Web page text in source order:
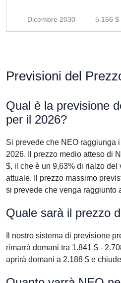
Dicembre 2030 5.166 $
Previsioni del
Qual è la previsione
per il 2026?
Si prevede che NEO raggiunga
2026. Il prezzo medio atteso di
$, il che è un 9,63% di rialzo del
attuale. Il prezzo massimo
si prevede che venga raggiunto
Quale sarà il prezzo
Il nostro sistema di previsione
rimarrà domani tra 1.841 $ -
aprirà domani a 2.188 $ e